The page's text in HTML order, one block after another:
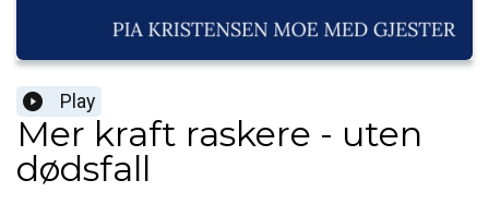
Play
Mer kraft raskere - uten
dødsfall